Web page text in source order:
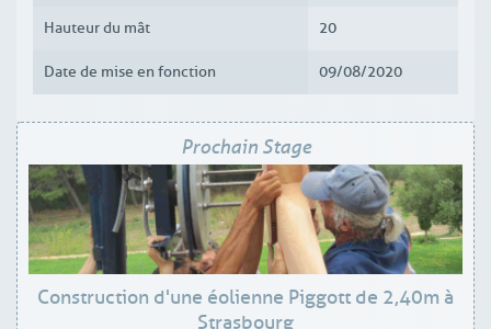
Hauteur du mât 20
Date de mise en fonction 09/08/2020
Prochain Stage
Construction d'une éolienne Piggott de 2,40m à
Strasbourg